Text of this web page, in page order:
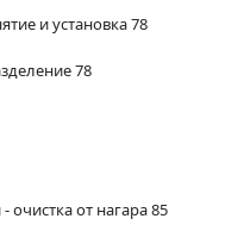
и установка 78
78
от нагара 85